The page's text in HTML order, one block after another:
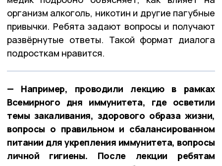
организм алкоголь, никотин и другие пагубные
привычки. Ребята задают вопросы и получают
развёрнутые ответы. Такой формат диалога
подросткам нравится.
— Например, проводили лекцию в рамках
Всемирного дня иммунитета, где осветили
темы закаливания, здорового образа жизни,
вопросы о правильном и сбалансированном
питании для укрепления иммунитета, вопросы
личной гигиены. После лекции ребятам